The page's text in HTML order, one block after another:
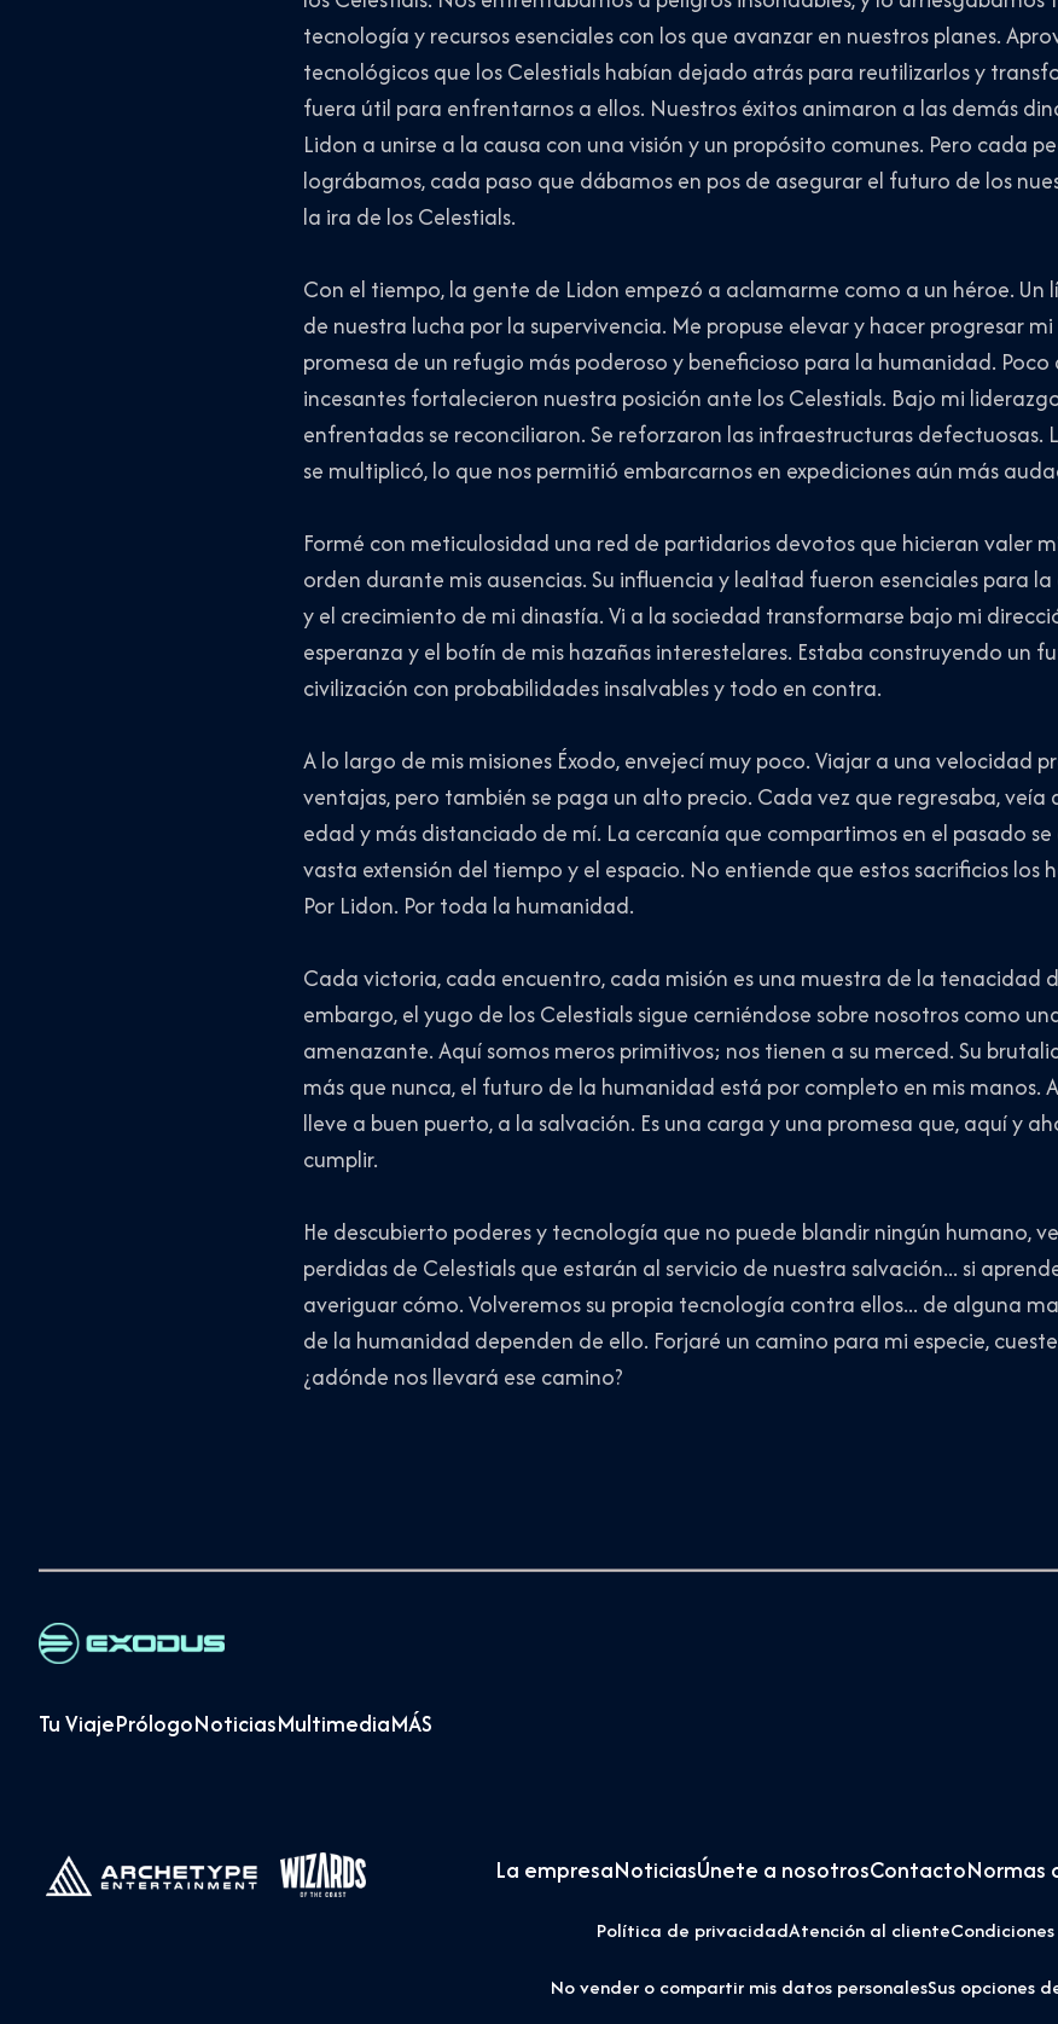
tecnología y recursos esenciales con los que avanzar en nuestros planes.
tecnológicos que los Celestials habían dejado atrás para reutilizarlos y
fuera útil para enfrentarnos a ellos. Nuestros éxitos animaron a las demás
Lidon a unirse a la causa con una visión y un propósito comunes. Pero cada
lográbamos, cada paso que dábamos en pos de asegurar el futuro de los
la ira de los Celestials.
Con el tiempo, la gente de Lidon empezó a aclamarme como a un héroe. Un
de nuestra lucha por la supervivencia. Me propuse elevar y hacer progresar
promesa de un refugio más poderoso y beneficioso para la humanidad. Poco
incesantes fortalecieron nuestra posición ante los Celestials. Bajo mi
enfrentadas se reconciliaron. Se reforzaron las infraestructuras
se multiplicó, lo que nos permitió embarcarnos en expediciones aún más
Formé con meticulosidad una red de partidarios devotos que hicieran valer
orden durante mis ausencias. Su influencia y lealtad fueron esenciales para
y el crecimiento de mi dinastía. Vi a la sociedad transformarse bajo mi
esperanza y el botín de mis hazañas interestelares. Estaba construyendo un
civilización con probabilidades insalvables y todo en contra.
A lo largo de mis misiones Éxodo, envejecí muy poco. Viajar a una velocidad
ventajas, pero también se paga un alto precio. Cada vez que regresaba, veía
edad y más distanciado de mí. La cercanía que compartimos en el pasado
vasta extensión del tiempo y el espacio. No entiende que estos sacrificios los
Por Lidon. Por toda la humanidad.
Cada victoria, cada encuentro, cada misión es una muestra de la tenacidad
embargo, el yugo de los Celestials sigue cerniéndose sobre nosotros como
amenazante. Aquí somos meros primitivos; nos tienen a su merced. Su
más que nunca, el futuro de la humanidad está por completo en mis manos.
lleve a buen puerto, a la salvación. Es una carga y una promesa que, aquí y
cumplir.
He descubierto poderes y tecnología que no puede blandir ningún humano,
perdidas de Celestials que estarán al servicio de nuestra salvación... si
averiguar cómo. Volveremos su propia tecnología contra ellos... de alguna
de la humanidad dependen de ello. Forjaré un camino para mi especie,
¿adónde nos llevará ese camino?
Tu ViajePrólogoNoticiasMultimediaMÁS
La empresaNoticiasÚnete a nosotrosContactoNormas
Política de privacidadAtención al cliente
No vender o compartir mis datos personalesSus opciones